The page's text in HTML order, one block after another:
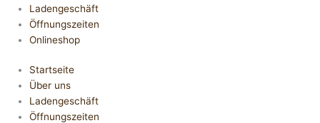
Ladengeschäft
Öffnungszeiten
Onlineshop
Startseite
Über uns
Ladengeschäft
Öffnungszeiten